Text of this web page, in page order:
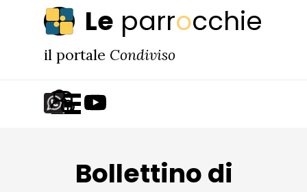
Vai ai contenuti Le parrocchie
il portale Condiviso
Salta menù
Bollettino di